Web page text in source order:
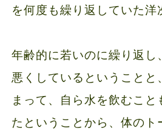
を何度も繰り返していた洋
年齢的に若いのに繰り返し
悪くしているということと
まって、自ら水を飲むこ
たということから、体のト